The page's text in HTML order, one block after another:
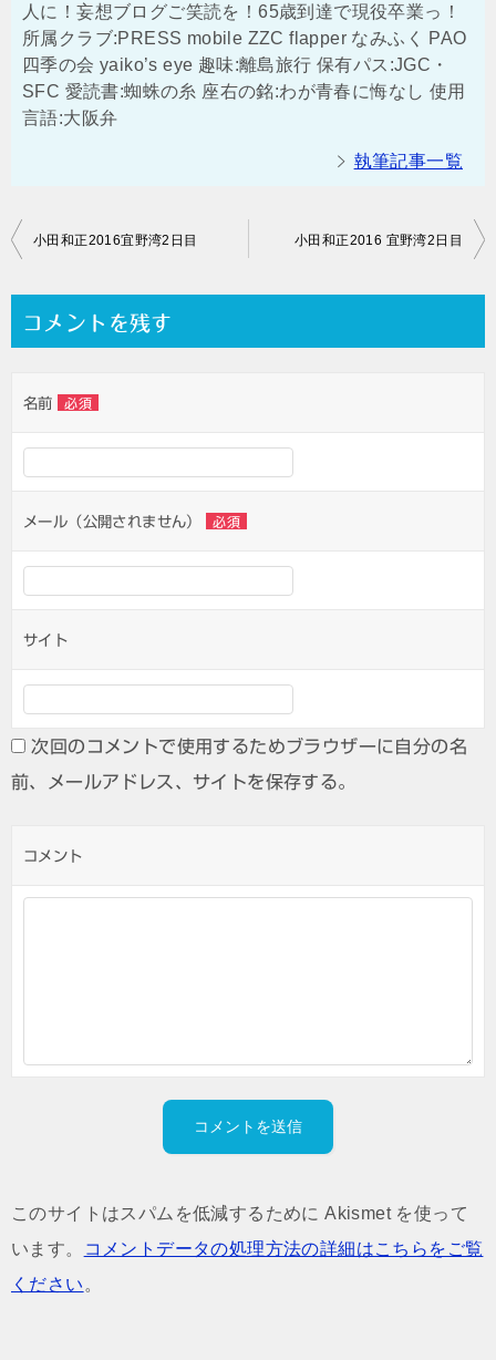
人に！妄想ブログご笑読を！65歳到達で現役卒業っ！
所属クラブ:PRESS mobile ZZC flapper なみふく PAO
四季の会 yaiko’s eye 趣味:離島旅行 保有パス:JGC・
SFC 愛読書:蜘蛛の糸 座右の銘:わが青春に悔なし 使用
言語:大阪弁
執筆記事一覧
投
ー
シ
ョ
ン
小田和正2016宜野湾2日目 小田和正2016 宜野湾2日目
コメントを残す
名前 必須
メール（公開されません） 必須
サイト
次回のコメントで使用するためブラウザーに自分の名
前、メールアドレス、サイトを保存する。
コメント
このサイトはスパムを低減するために Akismet を使って
います。
コメントデータの処理方法の詳細はこちらをご覧
ください 。